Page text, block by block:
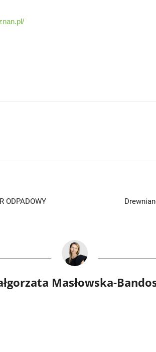
ODPADOWY
Masłowska-